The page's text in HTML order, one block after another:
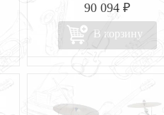
90 094 ₽
В корзину